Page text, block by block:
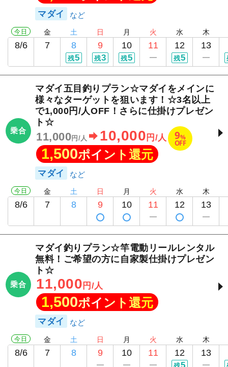
マダイ
今日
8/6
金
7
土
8
残5
日
9
残3
月
10
残5
火
11
水
12
残5
木
13
乗合
マダイ五目釣りプラン☆マダイをメインに
様々なターゲットを狙います！☆3名以上
で1,000円/人OFF！さらに仕掛けプレゼン
ト☆
11,000 円/人 10,000 円/人 9%
OFF
1,500ポイント還元
マダイ
今日
8/6
金
7
土
8
日
9
月
10
火
11
水
12
木
13
乗合
マダイ釣りプラン☆竿電動リールレンタル
無料！ご希望の方に自家製仕掛けプレゼン
ト☆
11,000 円/人
1,500ポイント還元
マダイ
今日
8/6
金
7
土
8
日
9
月
10
火
11
水
12
5
木
13